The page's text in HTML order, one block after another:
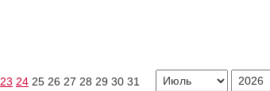
23 24 25 26 27 28 29 30 31